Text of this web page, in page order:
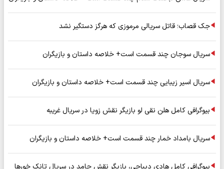
جک قصاب؛ قاتل سریالی مرموزی که هرگز دستگیر نشد
سریال سوجان چند قسمت است+ خلاصه داستان و بازیگران
سریال اسیر زیبایی چند قسمت است+ خلاصه داستان و بازیگران
بیوگرافی کامل هلن نقی لو بازیگر نقش زویا در سریال غریبه
سریال بامداد خمار چند قسمت است+ خلاصه داستان و بازیگران